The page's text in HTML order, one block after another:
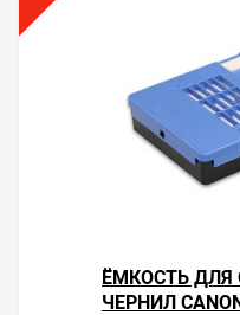
ЁМКОСТЬ ДЛЯ
ЧЕРНИЛ